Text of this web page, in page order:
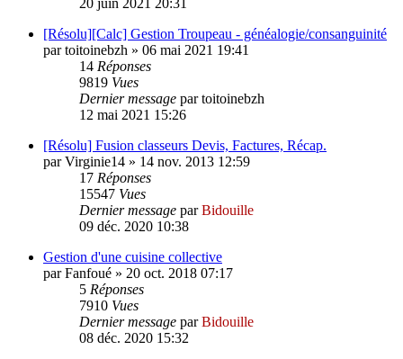
[Résolu][Calc] Gestion Troupeau - généalogie/consanguinité
partoitoinebzh » 06 mai 2021 19:41
14 Réponses
9819 Vues
Dernier message partoitoinebzh
12 mai 2021 15:26
[Résolu] Fusion classeurs Devis, Factures, Récap.
parVirginie14 » 14 nov. 2013 12:59
17 Réponses
15547 Vues
Dernier message parBidouille
09 déc. 2020 10:38
Gestion d'une cuisine collective
parFanfoué » 20 oct. 2018 07:17
5 Réponses
7910 Vues
Dernier message parBidouille
08 déc. 2020 15:32